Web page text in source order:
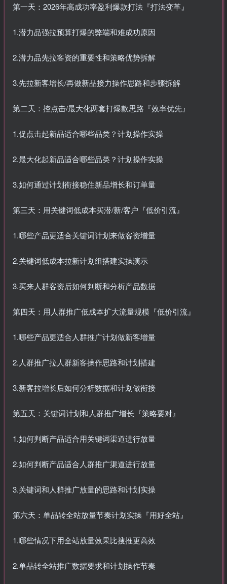
第一天：2026年高成功率盈利爆款打法『打法变革』
1.潜力品强拉预算打爆的弊端和难成功原因
2.潜力品先拉客资的重要性和策略优势拆解
3.先拉新客增长/再做新品接力操作思路和步骤拆解
第二天：控点击/最大化两套打爆款思路『效率优先』
1.促点击起新品适合哪些品类？计划操作实操
2.最大化起新品适合哪些品类？计划操作实操
3.如何通过计划衔接稳住新品增长和订单量
第三天：用关键词低成本买潜/新/客户『低价引流』
1.哪些产品更适合关键词计划来做客资增量
2.关键词低成本拉新计划组搭建实操演示
3.买来人群客资后如何判断和分析产品数据
第四天：用人群推广低成本扩大流量规模『低价引流』
1.哪些产品更适合人群推广计划做新客增量
2.人群推广拉人群新客操作思路和计划搭建
3.新客拉增长后如何分析数据和计划做衔接
第五天：关键词计划和人群推广增长『策略要对』
1.如何判断产品适合用关键词渠道进行放量
2.如何判断产品适合人群推广渠道进行放量
3.关键词和人群推广放量的思路和计划实操
第六天：单品转全站放量节奏计划实操『用好全站』
1.哪些情况下用全站放量效果比搜推更高效
2.单品转全站推广数据要求和计划操作节奏